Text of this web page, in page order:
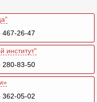
467-26-47
институт"
280-83-50
362-05-02